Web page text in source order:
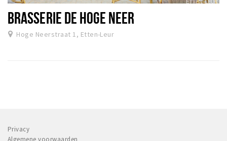
BRASSERIE DE HOGE NEER
Hoge Neerstraat 1, Etten-Leur
Privacy
Algemene voorwaarden